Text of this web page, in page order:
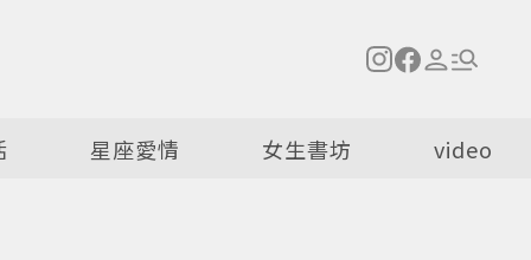
星座愛情 女生書坊 video